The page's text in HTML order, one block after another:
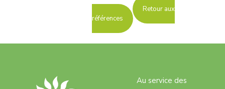
Retour aux
références
Au service des